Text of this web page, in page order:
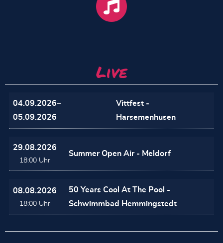
Live
04.09.2026–
05.09.2026
Vittfest -
Harsemenhusen
29.08.2026
18:00 Uhr
Summer Open Air - Meldorf
08.08.2026
18:00 Uhr
50 Years Cool At The Pool -
Schwimmbad Hemmingstedt